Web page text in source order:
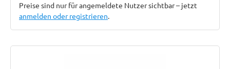
Preise sind nur für angemeldete Nutzer sichtbar – jetzt
anmelden oder registrieren.